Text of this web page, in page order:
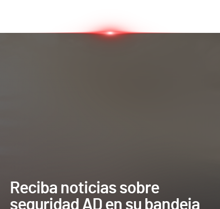
Reciba noticias sobre
seguridad AD en su bandeja